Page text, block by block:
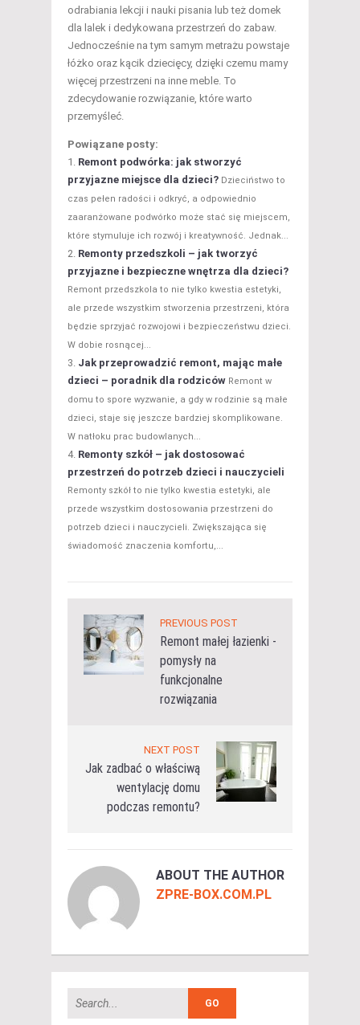
odrabiania lekcji i nauki pisania lub też domek
dla lalek i dedykowana przestrzeń do zabaw.
Jednocześnie na tym samym metrażu powstaje
łóżko oraz kącik dziecięcy, dzięki czemu mamy
więcej przestrzeni na inne meble. To
zdecydowanie rozwiązanie, które warto
przemyśleć.
Powiązane posty:
Remont podwórka: jak stworzyć
przyjazne miejsce dla dzieci? Dzieciństwo to
czas pełen radości i odkryć, a odpowiednio
zaaranżowane podwórko może stać się miejscem,
które stymuluje ich rozwój i kreatywność. Jednak...
Remonty przedszkoli – jak tworzyć
przyjazne i bezpieczne wnętrza dla dzieci?
Remont przedszkola to nie tylko kwestia estetyki,
ale przede wszystkim stworzenia przestrzeni, która
będzie sprzyjać rozwojowi i bezpieczeństwu dzieci.
W dobie rosnącej...
Jak przeprowadzić remont, mając małe
dzieci – poradnik dla rodziców Remont w
domu to spore wyzwanie, a gdy w rodzinie są małe
dzieci, staje się jeszcze bardziej skomplikowane.
W natłoku prac budowlanych...
Remonty szkół – jak dostosować
przestrzeń do potrzeb dzieci i nauczycieli
Remonty szkół to nie tylko kwestia estetyki, ale
przede wszystkim dostosowania przestrzeni do
potrzeb dzieci i nauczycieli. Zwiększająca się
świadomość znaczenia komfortu,...
PREVIOUS POST
Remont małej łazienki -
pomysły na
funkcjonalne
rozwiązania
NEXT POST
Jak zadbać o właściwą
wentylację domu
podczas remontu?
ABOUT THE AUTHOR
ZPRE-BOX.COM.PL